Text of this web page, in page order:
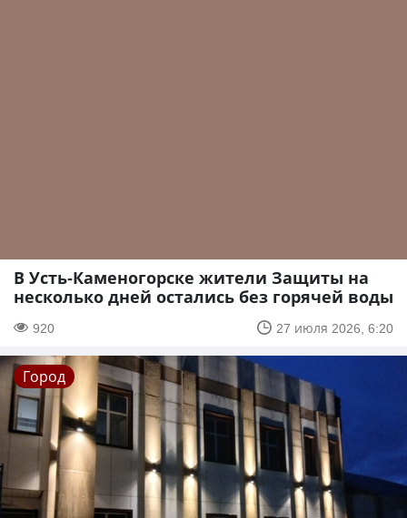
В Усть-Каменогорске жители Защиты на
несколько дней остались без горячей воды
920 27 июля 2026, 6:20
Город